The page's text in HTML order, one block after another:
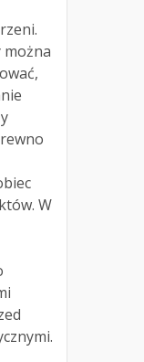
można
W